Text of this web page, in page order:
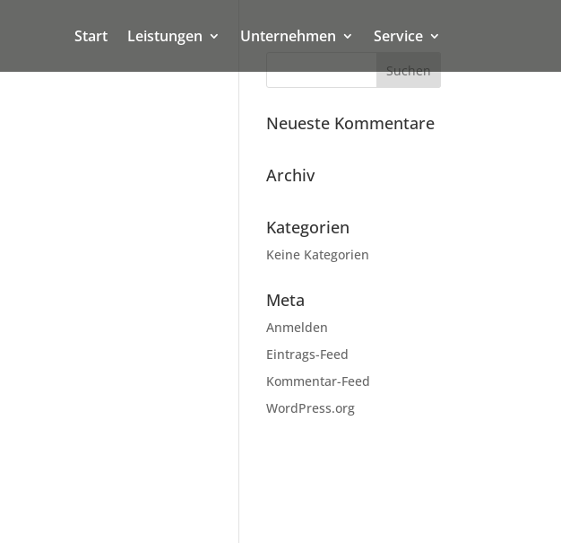
Start Leistungen Unternehmen Service
Neueste Kommentare
Archiv
Kategorien
Keine Kategorien
Meta
Anmelden
Eintrags-Feed
Kommentar-Feed
WordPress.org